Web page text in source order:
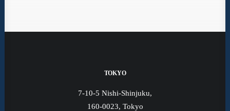
TOKYO
7-10-5 Nishi-Shinjuku,
160-0023, Tokyo